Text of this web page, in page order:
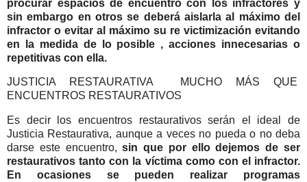
procurar espacios de encuentro con los infractores y
sin embargo en otros se deberá aislarla al máximo del
infractor o evitar al máximo su re victimización evitando
en la medida de lo posible , acciones innecesarias o
repetitivas con ella.
JUSTICIA RESTAURATIVA MUCHO MÁS QUE
ENCUENTROS RESTAURATIVOS
Es decir los encuentros restaurativos serán el ideal de
Justicia Restaurativa, aunque a veces no pueda o no deba
darse este encuentro,sin que por ello dejemos de ser
restaurativos tanto con la víctima como con el infractor.
En ocasiones se pueden realizar programas